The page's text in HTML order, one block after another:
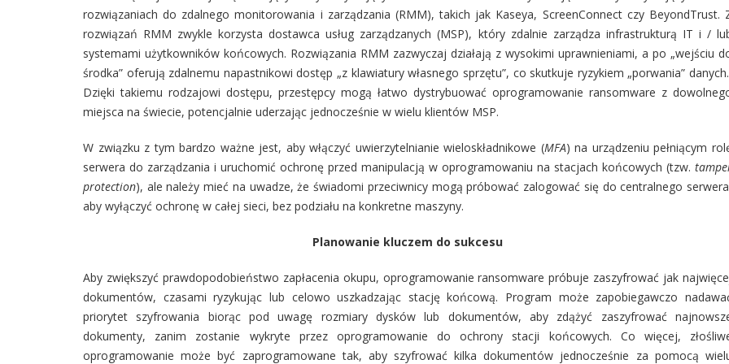
rozwiązaniach do zdalnego monitorowania i zarządzania (RMM), takich jak Kaseya, ScreenConnect czy BeyondTrust.
rozwiązań RMM zwykle korzysta dostawca usług zarządzanych (MSP), który zdalnie zarządza infrastrukturą IT i /
systemami użytkowników końcowych. Rozwiązania RMM zazwyczaj działają z wysokimi uprawnieniami, a po „wejściu
środka” oferują zdalnemu napastnikowi dostęp „z klawiatury własnego sprzętu”, co skutkuje ryzykiem „porwania” danych.
Dzięki takiemu rodzajowi dostępu, przestępcy mogą łatwo dystrybuować oprogramowanie ransomware z
miejsca na świecie, potencjalnie uderzając jednocześnie w wielu klientów MSP.
W związku z tym bardzo ważne jest, aby włączyć uwierzytelnianie wieloskładnikowe (MFA) na urządzeniu pełniącym
serwera do zarządzania i uruchomić ochronę przed manipulacją w oprogramowaniu na stacjach końcowych (tzw.
protection), ale należy mieć na uwadze, że świadomi przeciwnicy mogą próbować zalogować się do centralnego
aby wyłączyć ochronę w całej sieci, bez podziału na konkretne maszyny.
Planowanie kluczem do sukcesu
Aby zwiększyć prawdopodobieństwo zapłacenia okupu, oprogramowanie ransomware próbuje zaszyfrować jak
dokumentów, czasami ryzykując lub celowo uszkadzając stację końcową. Program może zapobiegawczo
priorytet szyfrowania biorąc pod uwagę rozmiary dysków lub dokumentów, aby zdążyć zaszyfrować
dokumenty, zanim zostanie wykryte przez oprogramowanie do ochrony stacji końcowych. Co więcej,
oprogramowanie może być zaprogramowane tak, aby szyfrować kilka dokumentów jednocześnie za pomocą